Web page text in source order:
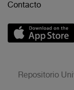
Contacto
Repositorio